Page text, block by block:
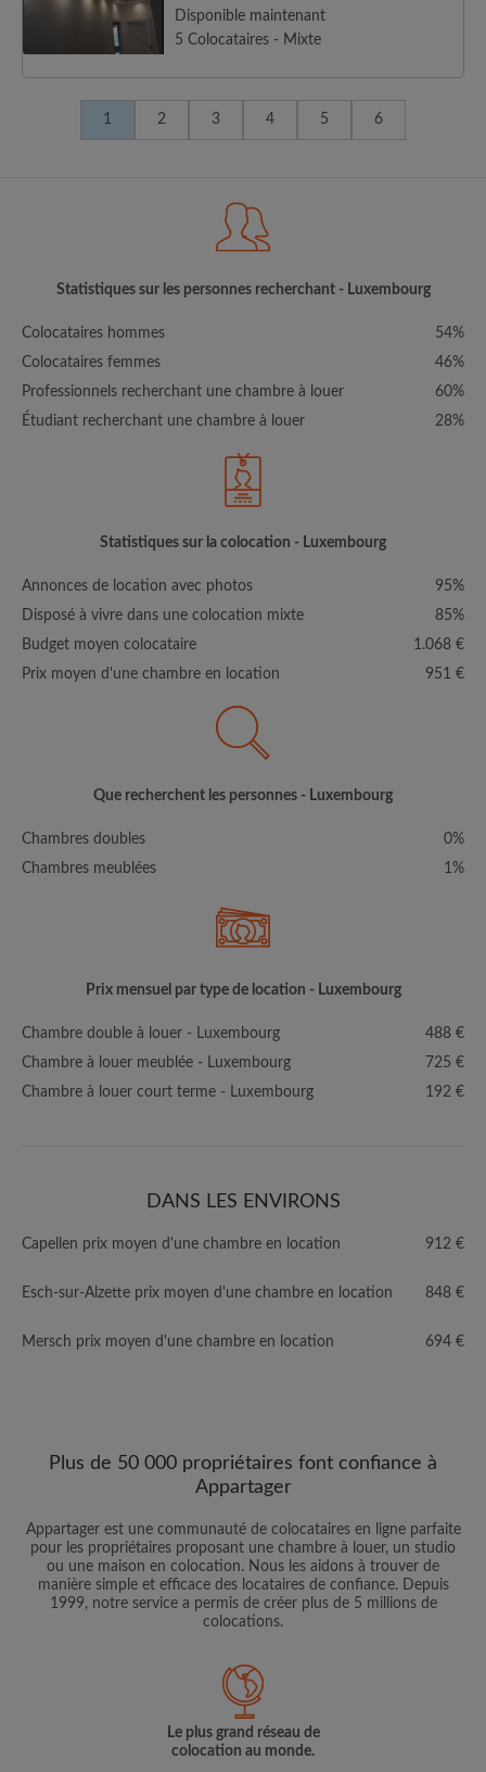
Disponible maintenant
5 Colocataires - Mixte
1 2 3 4 5 6
Statistiques sur les personnes recherchant - Luxembourg
Colocataires hommes
54%
Colocataires femmes
46%
Professionnels recherchant une chambre à louer
60%
Étudiant recherchant une chambre à louer
28%
Statistiques sur la colocation - Luxembourg
Annonces de location avec photos
95%
Disposé à vivre dans une colocation mixte
85%
Budget moyen colocataire
1.068 €
Prix moyen d'une chambre en location
951 €
Que recherchent les personnes - Luxembourg
Chambres doubles
0%
Chambres meublées
1%
Prix mensuel par type de location - Luxembourg
Chambre double à louer - Luxembourg
488 €
Chambre à louer meublée - Luxembourg
725 €
Chambre à louer court terme - Luxembourg
192 €
DANS LES ENVIRONS
Capellen prix moyen d'une chambre en location 912 €
Esch-sur-Alzette prix moyen d'une chambre en location 848 €
Mersch prix moyen d'une chambre en location 694 €
Plus de 50 000 propriétaires font confiance à
Appartager
Appartager est une communauté de colocataires en ligne parfaite
pour les propriétaires proposant une chambre à louer, un studio
ou une maison en colocation. Nous les aidons à trouver de
manière simple et efficace des locataires de confiance. Depuis
1999, notre service a permis de créer plus de 5 millions de
colocations.
Le plus grand réseau de
colocation au monde.